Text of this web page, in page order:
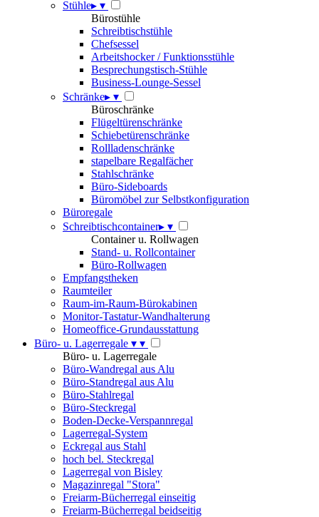
Stühle▸ ▾
Bürostühle
Schreibtischstühle
Chefsessel
Arbeitshocker / Funktionsstühle
Besprechungstisch-Stühle
Business-Lounge-Sessel
Schränke▸ ▾
Büroschränke
Flügeltürenschränke
Schiebetürenschränke
Rollladenschränke
stapelbare Regalfächer
Stahlschränke
Büro-Sideboards
Büromöbel zur Selbstkonfiguration
Büroregale
Schreibtischcontainer▸ ▾
Container u. Rollwagen
Stand- u. Rollcontainer
Büro-Rollwagen
Empfangstheken
Raumteiler
Raum-im-Raum-Bürokabinen
Monitor-Tastatur-Wandhalterung
Homeoffice-Grundausstattung
Büro- u. Lagerregale ▾ ▾
Büro- u. Lagerregale
Büro-Wandregal aus Alu
Büro-Standregal aus Alu
Büro-Stahlregal
Büro-Steckregal
Boden-Decke-Verspannregal
Lagerregal-System
Eckregal aus Stahl
hoch bel. Steckregal
Lagerregal von Bisley
Magazinregal "Stora"
Freiarm-Bücherregal einseitig
Freiarm-Bücherregal beidseitig